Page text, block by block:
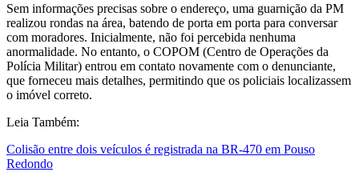
Sem informações precisas sobre o endereço, uma guarnição da PM
realizou rondas na área, batendo de porta em porta para conversar
com moradores. Inicialmente, não foi percebida nenhuma
anormalidade. No entanto, o COPOM (Centro de Operações da
Polícia Militar) entrou em contato novamente com o denunciante,
que forneceu mais detalhes, permitindo que os policiais localizassem
o imóvel correto.
Leia Também:
Colisão entre dois veículos é registrada na BR-470 em Pouso
Redondo